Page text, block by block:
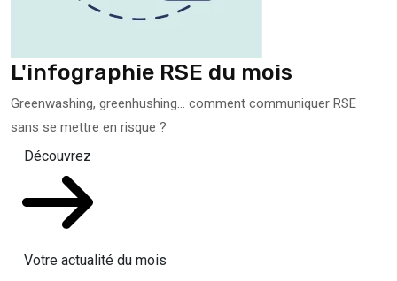
L'infographie RSE du mois
Greenwashing, greenhushing… comment communiquer RSE
sans se mettre en risque ?
Découvrez
Votre actualité du mois